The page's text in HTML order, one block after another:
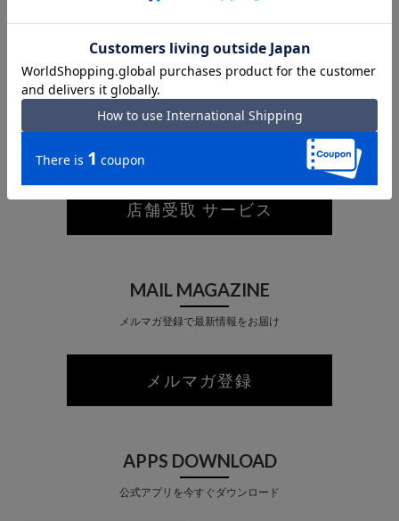
あなたが最近見た商品
PICK-UP IN-STORE
店舗受取 サービス
MAIL MAGAZINE
メルマガ登録で最新情報をお届け
メルマガ登録
APPS DOWNLOAD
公式アプリを今すぐダウンロード